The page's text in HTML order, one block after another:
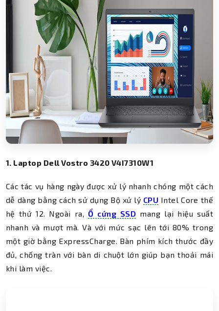
1. Laptop Dell Vostro 3420 V4I7310W1
Các tác vụ hàng ngày được xử lý nhanh chóng một cách
dễ dàng bằng cách sử dụng Bộ xử lý CPU Intel Core thế
hệ thứ 12. Ngoài ra, Ổ cứng SSD mang lại hiệu suất
nhanh và mượt mà. Và với mức sạc lên tới 80% trong
một giờ bằng ExpressCharge. Bàn phím kích thước đầy
đủ, chống tràn với bàn di chuột lớn giúp bạn thoải mái
khi làm việc.